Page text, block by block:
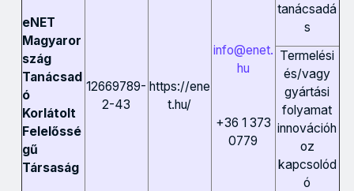
eNET
Magyaror
szág
Tanácsad
ó
Korlátolt
Felelőssé
gű
Társaság
12669789-
2-43
https://ene
t.hu/
info@enet.
hu
+36 1 373
0779
tanácsadá
s
Termelési
és/vagy
gyártási
folyamat
innovációh
oz
kapcsolód
ó